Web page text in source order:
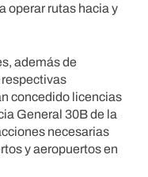
operar rutas hacia y
además de
concedido licencias
General 30B de la
necesarias
y aeropuertos en